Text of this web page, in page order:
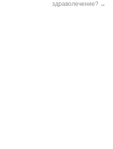
здраволечение? →